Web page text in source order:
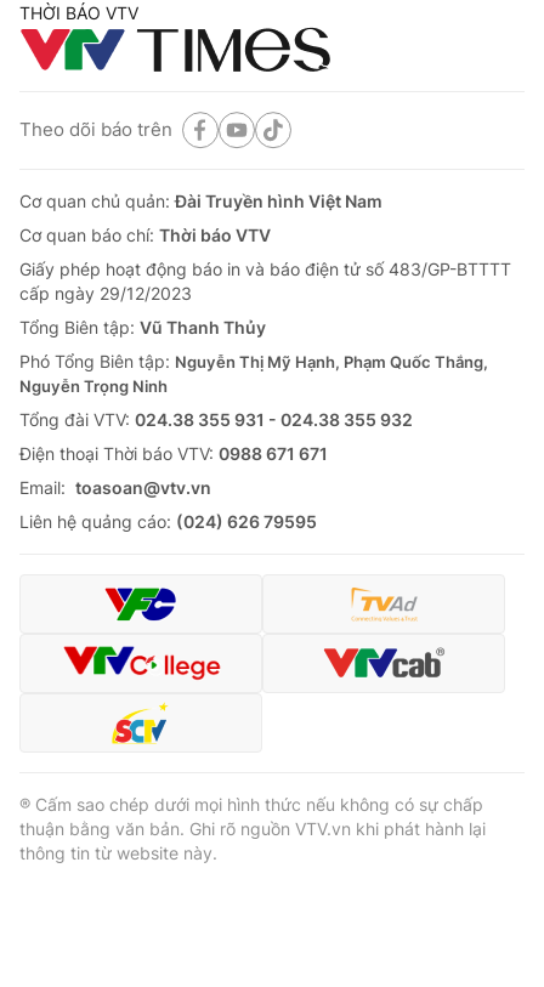
THỜI BÁO VTV
Theo dõi báo trên
Cơ quan chủ quản:Đài Truyền hình Việt Nam
Cơ quan báo chí: Thời báo VTV
Giấy phép hoạt động báo in và báo điện tử số 483/GP-BTTTT
cấp ngày 29/12/2023
Tổng Biên tập: Vũ Thanh Thủy
Phó Tổng Biên tập: Nguyễn Thị Mỹ Hạnh, Phạm Quốc Thắng,
Nguyễn Trọng Ninh
Tổng đài VTV: 024.38 355 931 - 024.38 355 932
Ðiện thoại Thời báo VTV: 0988 671 671
Email: toasoan@vtv.vn
Liên hệ quảng cáo: (024) 626 79595
® Cấm sao chép dưới mọi hình thức nếu không có sự chấp
thuận bằng văn bản. Ghi rõ nguồn VTV.vn khi phát hành lại
thông tin từ website này.